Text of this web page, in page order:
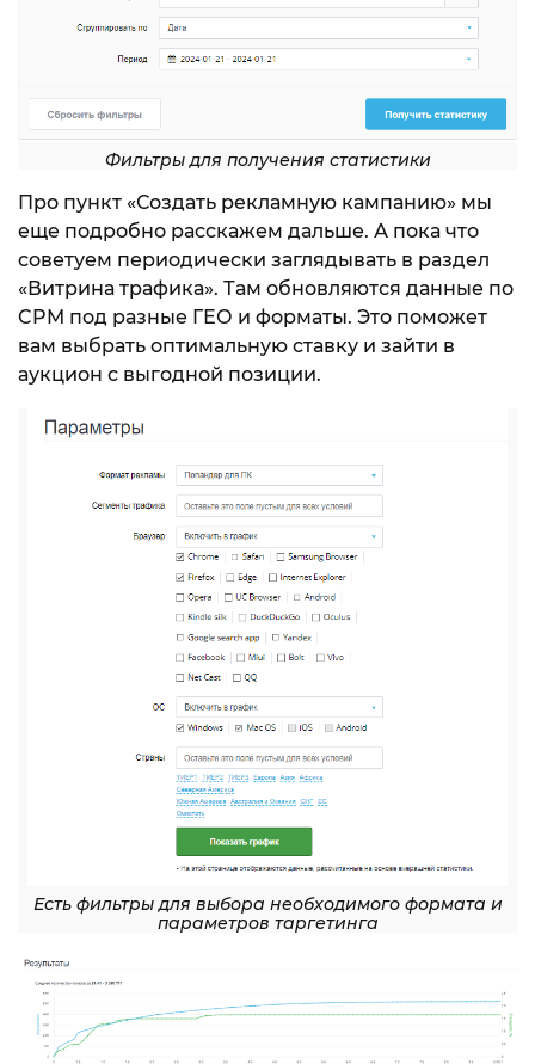
Фильтры для получения статистики
Про пункт «Создать рекламную кампанию» мы
еще подробно расскажем дальше. А пока что
советуем периодически заглядывать в раздел
«Витрина трафика». Там обновляются данные по
CPM под разные ГЕО и форматы. Это поможет
вам выбрать оптимальную ставку и зайти в
аукцион с выгодной позиции.
Есть фильтры для выбора необходимого формата и
параметров таргетинга